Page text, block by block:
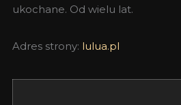
ukochane. Od wielu lat.
Adres strony: lulua.pl